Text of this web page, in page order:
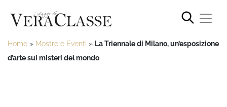
Home » Mostre e Eventi » La Triennale di Milano, un’esposizione
d’arte sui misteri del mondo